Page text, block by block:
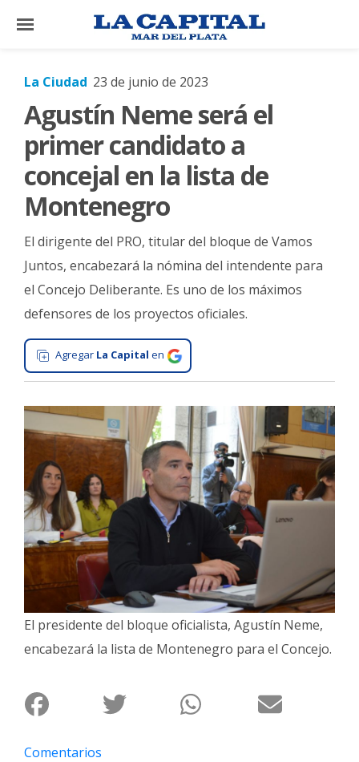
×
El
País
El
Mundo
La
Cultura
Tecnología
Gastronomía
Salud
Interés
La
Ciudad
Deportes
Arte
y
Espectáculos
Policiales
Cartelera
Fotos
de
Clasificados
La Ciudad 23 de junio de 2023
Agustín Neme será el
primer candidato a
concejal en la lista de
Montenegro
El dirigente del PRO, titular del bloque de Vamos
Juntos, encabezará la nómina del intendente para
el Concejo Deliberante. Es uno de los máximos
defensores de los proyectos oficiales.
Agregar La Capital en
El presidente del bloque oficialista, Agustín Neme,
encabezará la lista de Montenegro para el Concejo.
Comentarios